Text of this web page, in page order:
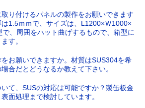
り付けるパネルの製作をお願いできます
1.5ｍｍで、サイズは、L1200×Ｗ1000×
で、周囲をハット曲げするもので、箱型に
す。
お願いできますか。材質はSUS304を希
合だとどうなるか教えて下さい。
て、SUSの対応は可能ですか？製缶板金
面処理まで検討しています。